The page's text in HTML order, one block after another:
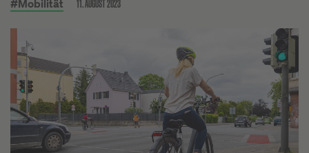
#Mobilität 11. AUGUST 2023